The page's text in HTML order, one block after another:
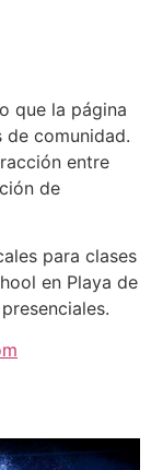
que la página
comunidad.
entre
de
para clases
en Playa de